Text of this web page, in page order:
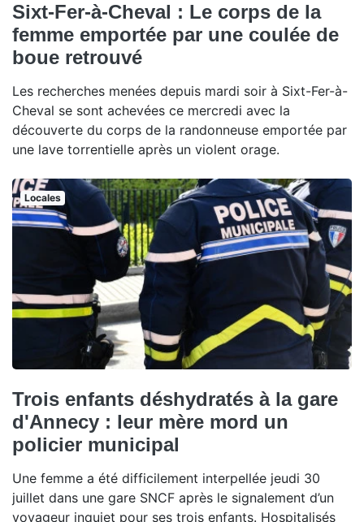
Sixt-Fer-à-Cheval : Le corps de la
femme emportée par une coulée de
boue retrouvé
Les recherches menées depuis mardi soir à Sixt-Fer-à-
Cheval se sont achevées ce mercredi avec la
découverte du corps de la randonneuse emportée par
une lave torrentielle après un violent orage.
Locales
Trois enfants déshydratés à la gare
d'Annecy : leur mère mord un
policier municipal
Une femme a été difficilement interpellée jeudi 30
juillet dans une gare SNCF après le signalement d’un
voyageur inquiet pour ses trois enfants. Hospitalisés